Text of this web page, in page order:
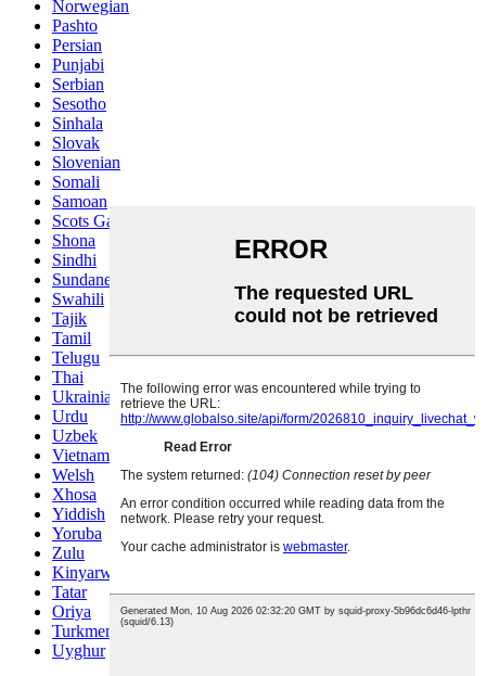
Norwegian
Pashto
Persian
Punjabi
Serbian
Sesotho
Sinhala
Slovak
Slovenian
Somali
Samoan
Scots Gaelic
Shona
Sindhi
Sundanese
Swahili
Tajik
Tamil
Telugu
Thai
Ukrainian
Urdu
Uzbek
Vietnamese
Welsh
Xhosa
Yiddish
Yoruba
Zulu
Kinyarwanda
Tatar
Oriya
Turkmen
Uyghur